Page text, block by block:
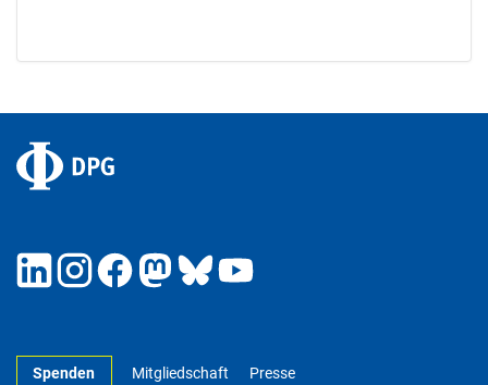
Spenden Mitgliedschaft Presse